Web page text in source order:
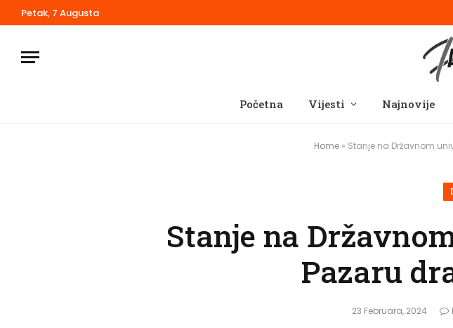
Petak, 7 Augusta
Početna Vijesti Najnovije
Home» Stanje na Državnom
Stanje na
Pazaru
23 Februara, 2024